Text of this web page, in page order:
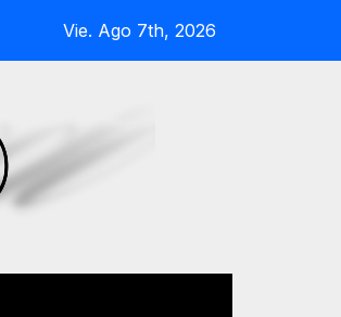
de Begoña recorrerá la ría el 14 de
Vie. Ago 7th, 2026